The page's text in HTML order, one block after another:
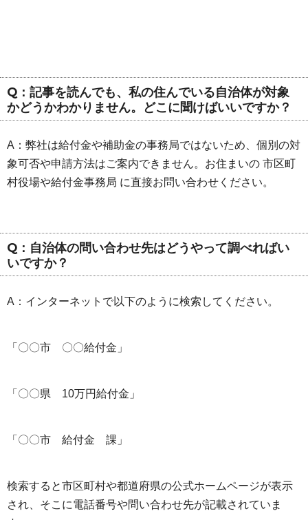
Q：記事を読んでも、私の住んでいる自治体が対象
かどうかわかりません。どこに聞けばいいですか？
A：弊社は給付金や補助金の事務局ではないため、個別の対
象可否や申請方法はご案内できません。お住まいの 市区町
村役場や給付金事務局 に直接お問い合わせください。
Q：自治体の問い合わせ先はどうやって調べればい
いですか？
A：インターネットで以下のように検索してください。
「〇〇市 〇〇給付金」
「〇〇県 10万円給付金」
「〇〇市 給付金 課」
検索すると市区町村や都道府県の公式ホームページが表示
され、そこに電話番号や問い合わせ先が記載されていま